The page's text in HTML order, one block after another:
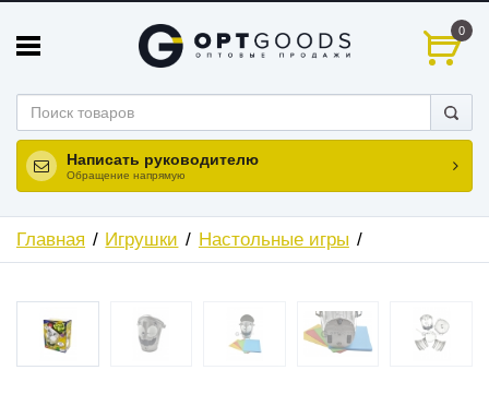
0
Написать руководителю
Обращение напрямую
Главная Игрушки Настольные игры